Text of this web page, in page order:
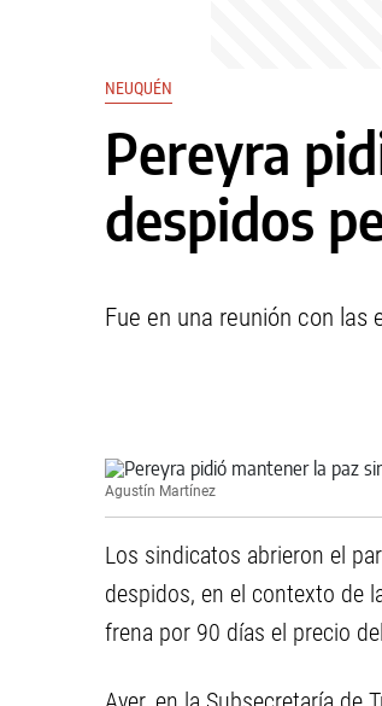
NEUQUÉN
Pereyra
despidos
Fue en una reunión con las
Agustín Martínez
Los sindicatos abrieron el
despidos, en el contexto de
frena por 90 días el precio